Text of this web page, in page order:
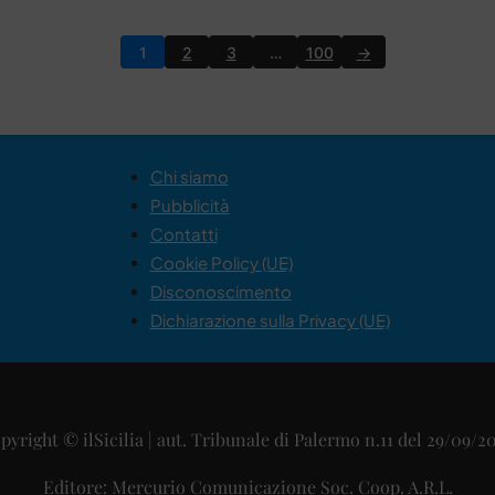
1 2 3 … 100 →
Chi siamo
Pubblicità
Contatti
Cookie Policy (UE)
Disconoscimento
Dichiarazione sulla Privacy (UE)
© ilSicilia | aut. Tribunale di Palermo n.11 del 29/09/
Editore: Mercurio Comunicazione Soc. Coop. A.R.L.